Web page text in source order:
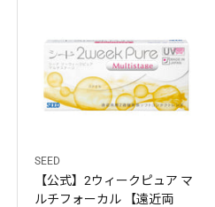
SEED
【公式】2ウィークピュア マ
ルチフォーカル 【遠近両